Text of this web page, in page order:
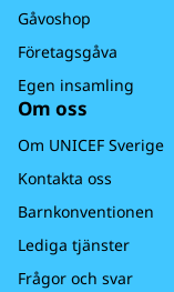
Gåvoshop
Företagsgåva
Egen insamling
Om oss
Om UNICEF Sverige
Kontakta oss
Barnkonventionen
Lediga tjänster
Frågor och svar